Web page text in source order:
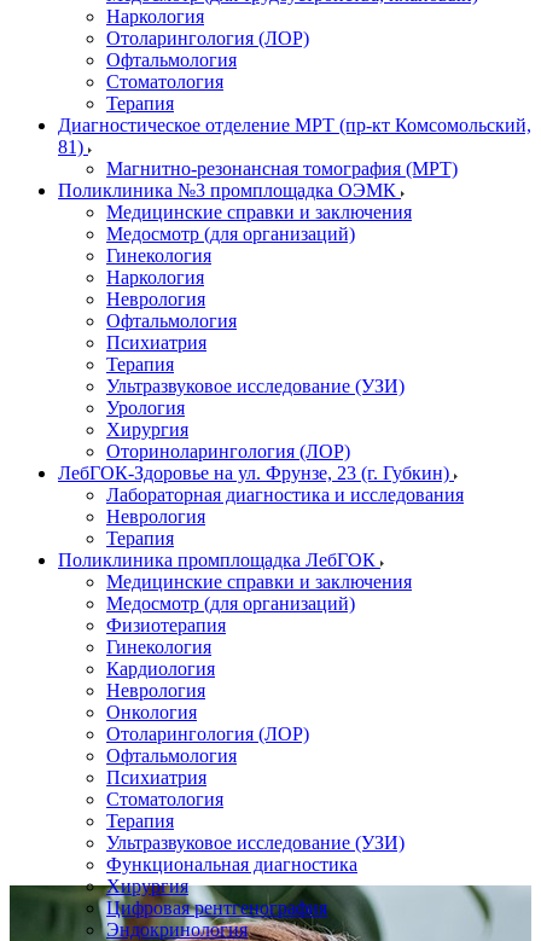
Наркология
Отоларингология (ЛОР)
Офтальмология
Стоматология
Терапия
Диагностическое отделение МРТ (пр-кт Комсомольский,
81)
Магнитно-резонансная томография (МРТ)
Поликлиника №3 промплощадка ОЭМК
Медицинские справки и заключения
Медосмотр (для организаций)
Гинекология
Наркология
Неврология
Офтальмология
Психиатрия
Терапия
Ультразвуковое исследование (УЗИ)
Урология
Хирургия
Оториноларингология (ЛОР)
ЛебГОК-Здоровье на ул. Фрунзе, 23 (г. Губкин)
Лабораторная диагностика и исследования
Неврология
Терапия
Поликлиника промплощадка ЛебГОК
Медицинские справки и заключения
Медосмотр (для организаций)
Физиотерапия
Гинекология
Кардиология
Неврология
Онкология
Отоларингология (ЛОР)
Офтальмология
Психиатрия
Стоматология
Терапия
Ультразвуковое исследование (УЗИ)
Функциональная диагностика
Хирургия
Цифровая рентгенография
Эндокринология